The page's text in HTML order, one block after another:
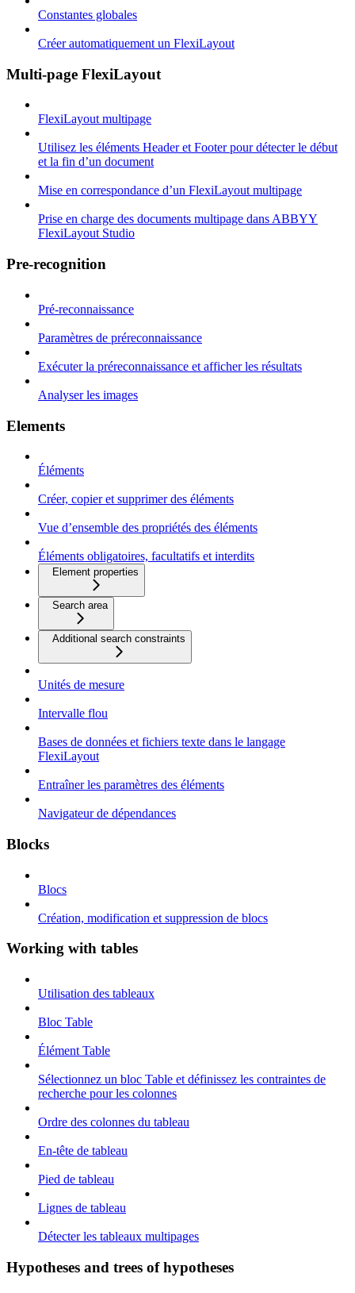
Constantes globales
Créer automatiquement un FlexiLayout
Multi-page FlexiLayout
FlexiLayout multipage
Utilisez les éléments Header et Footer pour détecter le début
et la fin d’un document
Mise en correspondance d’un FlexiLayout multipage
Prise en charge des documents multipage dans ABBYY
FlexiLayout Studio
Pre-recognition
Pré-reconnaissance
Paramètres de préreconnaissance
Exécuter la préreconnaissance et afficher les résultats
Analyser les images
Elements
Éléments
Créer, copier et supprimer des éléments
Vue d’ensemble des propriétés des éléments
Éléments obligatoires, facultatifs et interdits
Element properties
Search area
Additional search constraints
Unités de mesure
Intervalle flou
Bases de données et fichiers texte dans le langage
FlexiLayout
Entraîner les paramètres des éléments
Navigateur de dépendances
Blocks
Blocs
Création, modification et suppression de blocs
Working with tables
Utilisation des tableaux
Bloc Table
Élément Table
Sélectionnez un bloc Table et définissez les contraintes de
recherche pour les colonnes
Ordre des colonnes du tableau
En-tête de tableau
Pied de tableau
Lignes de tableau
Détecter les tableaux multipages
Hypotheses and trees of hypotheses